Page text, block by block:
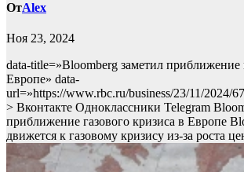
ОтAlex
Ноя 23, 2024
data-title=»Bloomberg заметил приближение
Европе» data-
url=»https://www.rbc.ru/business/23/11/2024/
> Вконтакте Одноклассники Telegram
приближение газового кризиса в Европе
движется к газовому кризису из-за роста